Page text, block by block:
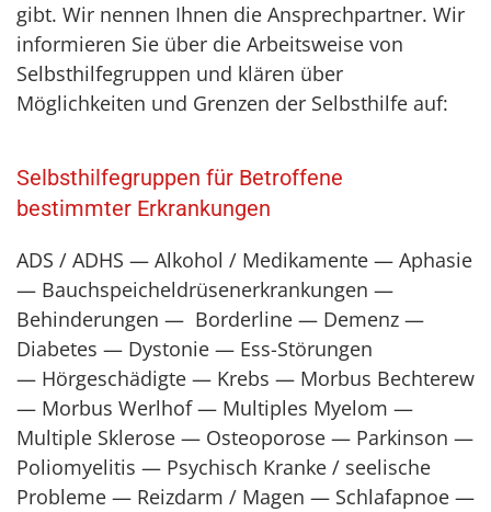
gibt. Wir nennen Ihnen die Ansprechpartner. Wir
informieren Sie über die Arbeitsweise von
Selbsthilfegruppen und klären über
Möglichkeiten und Grenzen der Selbsthilfe auf:
Selbsthilfegruppen für Betroffene
bestimmter Erkrankungen
ADS / ADHS — Alkohol / Medikamente — Aphasie
— Bauchspeicheldrüsenerkrankungen —
Behinderungen — Borderline — Demenz —
Diabetes — Dystonie — Ess-Störungen
— Hörgeschädigte — Krebs — Morbus Bechterew
— Morbus Werlhof — Multiples Myelom —
Multiple Sklerose — Osteoporose — Parkinson —
Poliomyelitis — Psychisch Kranke / seelische
Probleme — Reizdarm / Magen — Schlafapnoe —